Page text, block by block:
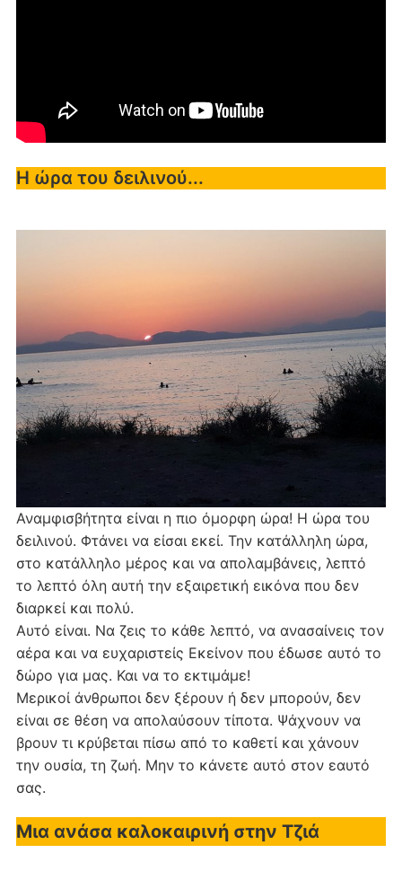
Η ώρα του δειλινού...
Αναμφισβήτητα είναι η πιο όμορφη ώρα! Η ώρα του
δειλινού. Φτάνει να είσαι εκεί. Την κατάλληλη ώρα,
στο κατάλληλο μέρος και να απολαμβάνεις, λεπτό
το λεπτό όλη αυτή την εξαιρετική εικόνα που δεν
διαρκεί και πολύ.
Αυτό είναι. Να ζεις το κάθε λεπτό, να ανασαίνεις τον
αέρα και να ευχαριστείς Εκείνον που έδωσε αυτό το
δώρο για μας. Και να το εκτιμάμε!
Μερικοί άνθρωποι δεν ξέρουν ή δεν μπορούν, δεν
είναι σε θέση να απολαύσουν τίποτα. Ψάχνουν να
βρουν τι κρύβεται πίσω από το καθετί και χάνουν
την ουσία, τη ζωή. Μην το κάνετε αυτό στον εαυτό
σας.
Μια ανάσα καλοκαιρινή στην Τζιά